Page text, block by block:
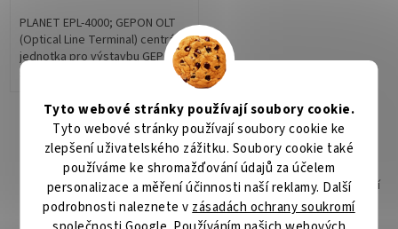
Tyto webové stránky používají soubory cookie.
Tyto webové stránky používají soubory cookie ke
zlepšení uživatelského zážitku. Soubory cookie také
používáme ke shromažďování údajů za účelem
personalizace a měření účinnosti naší reklamy. Další
podrobnosti naleznete v zásadách ochrany soukromí
PLANET EPL-4000; GEPON OLT
(Optical Line Terminal) centrální
jednotka pro výstavbu GEPON
sítě . Zařízení poskytuje vysoce
správu, vysokou šířku pásma...
O
v
l
á
d
a
c
3položek celkem
Garance doručení
Na přepravě nám záleží. Klademe velký důraz na kvalitní
zabalení zboží